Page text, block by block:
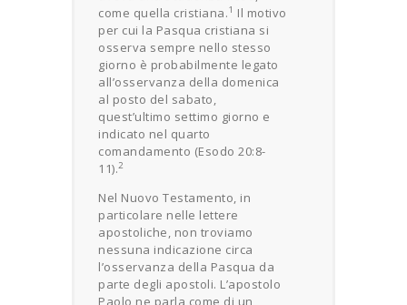
come quella cristiana.1 Il motivo
per cui la Pasqua cristiana si
osserva sempre nello stesso
giorno è probabilmente legato
all’osservanza della domenica
al posto del sabato,
quest’ultimo settimo giorno e
indicato nel quarto
comandamento (Esodo 20:8-
11).2
Nel Nuovo Testamento, in
particolare nelle lettere
apostoliche, non troviamo
nessuna indicazione circa
l’osservanza della Pasqua da
parte degli apostoli. L’apostolo
Paolo ne parla come di un